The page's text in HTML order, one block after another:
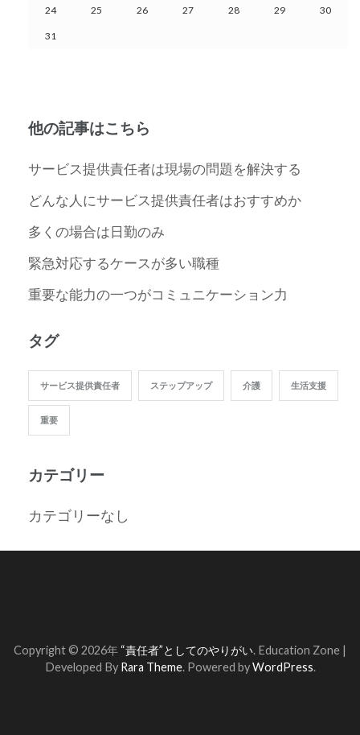
24 25 26 27 28 29 30
31
他の記事はこちら
サービス提供責任者は現場の問題を解決する
どんな人にサービス提供責任者はおすすめか
多くの場合は日勤のみ
緊急対応するケースが多い職種
重要な能力の一つがコミュニケーション力
タグ
サービス提供責任者 ステップアップ 介護 生活支援
重要
カテゴリー
カテゴリーなし
Copyright © 2026年 “責任者”としてのやりがい. Education Zone |
Developed By Rara Theme. Powered byWordPress.